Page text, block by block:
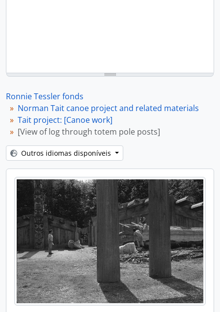
Ronnie Tessler fonds
Norman Tait canoe project and related materials
Tait project: [Canoe work]
[View of log through totem pole posts]
Outros idiomas disponíveis